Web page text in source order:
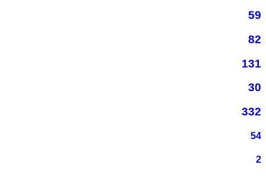
59
82
131
30
332
54
2